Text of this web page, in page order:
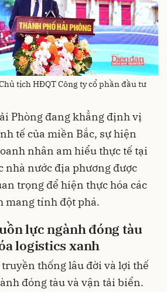
tịch HĐQT Công ty cổ phần đầu tư
Phòng đang khẳng định vị
tế của miền Bắc, sự hiện
nhân am hiểu thực tế tại
nhà nước địa phương được
trọng để hiện thực hóa các
mang tính đột phá.
lực ngành đóng tàu
logistics xanh
thống lâu đời và lợi thế
đóng tàu và vận tải biển.